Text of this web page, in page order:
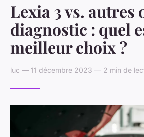
Lexia 3 vs. autres
diagnostic : quel
meilleur choix ?
luc — 11 décembre 2023 — 2 min de